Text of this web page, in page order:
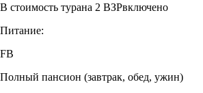
В стоимость турана 2 ВЗРвключено
Питание:
FB
Полный пансион (завтрак, обед, ужин)